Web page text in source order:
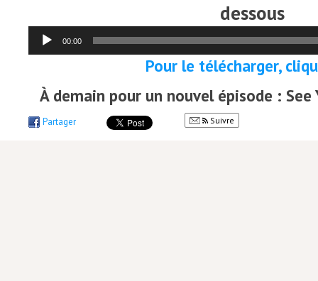
dessous
Lecteur
audio
00:00
Pour le télécharger,
À demain pour un nouvel épisode : See
Partager Suivre